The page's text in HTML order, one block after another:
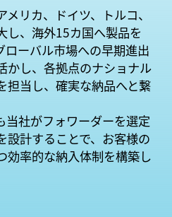
リカ、ドイツ、トルコ、
し、海外15カ国へ製品を
ローバル市場への早期進出
かし、各拠点のナショナル
担当し、確実な納品へと繋
当社がフォワーダーを選定
設計することで、お客様の
効率的な納入体制を構築し